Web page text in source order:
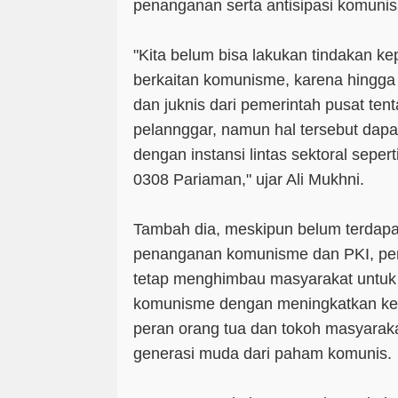
penanganan serta antisipasi
"Kita belum bisa lakukan tindakan
berkaitan komunisme, karena
dan juknis dari pemerintah pusat
pelannggar, namun hal tersebut
dengan instansi lintas sektoral
0308 Pariaman," ujar Ali Mukhni.
Tambah dia, meskipun belum
penanganan komunisme dan PKI,
tetap menghimbau masyarakat
komunisme dengan meningkatkan
peran orang tua dan tokoh
generasi muda dari paham komunis.